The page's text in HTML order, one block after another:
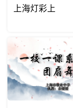
上海灯彩上